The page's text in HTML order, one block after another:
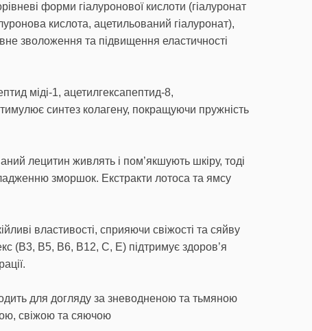
форми гіалуронової кислоти (гіалуронат
кислота, ацетильований гіалуронат),
зволоження та підвищення еластичності
міді-1, ацетилгексапептид-8,
синтез колагену, покращуючи пружність
лецитин живлять і пом’якшують шкіру, тоді
зморшок. Екстракти лотоса та ямсу
властивості, сприяючи свіжості та сяйву
(В3, В5, В6, В12, С, Е) підтримує здоров’я
для догляду за зневодненою та тьмяною
свіжою та сяючою